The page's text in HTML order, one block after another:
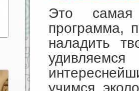
Это
программа,
наладить
учимся